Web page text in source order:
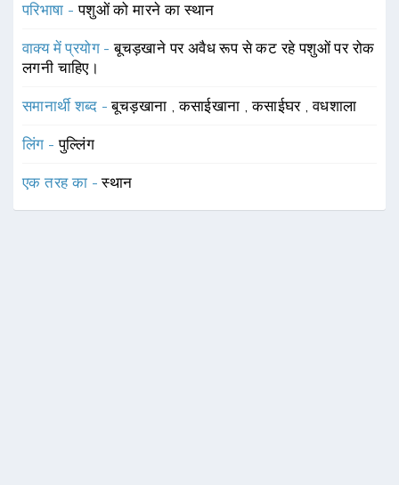
परिभाषा -पशुओं को मारने का स्थान
वाक्य में प्रयोग -बूचड़खाने पर अवैध रूप से कट रहे पशुओं पर रोक
लगनी चाहिए।
समानार्थी शब्द -बूचड़खाना ,कसाईखाना ,कसाईघर ,वधशाला
लिंग -पुल्लिंग
एक तरह का -स्थान